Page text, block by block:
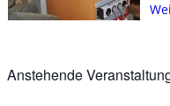
Anstehende